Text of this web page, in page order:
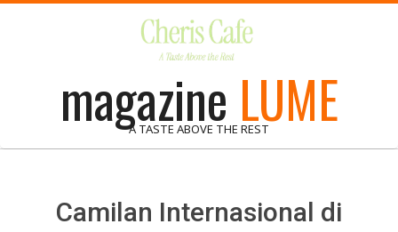
magazine LUME
A TASTE ABOVE THE REST
Camilan Internasional di